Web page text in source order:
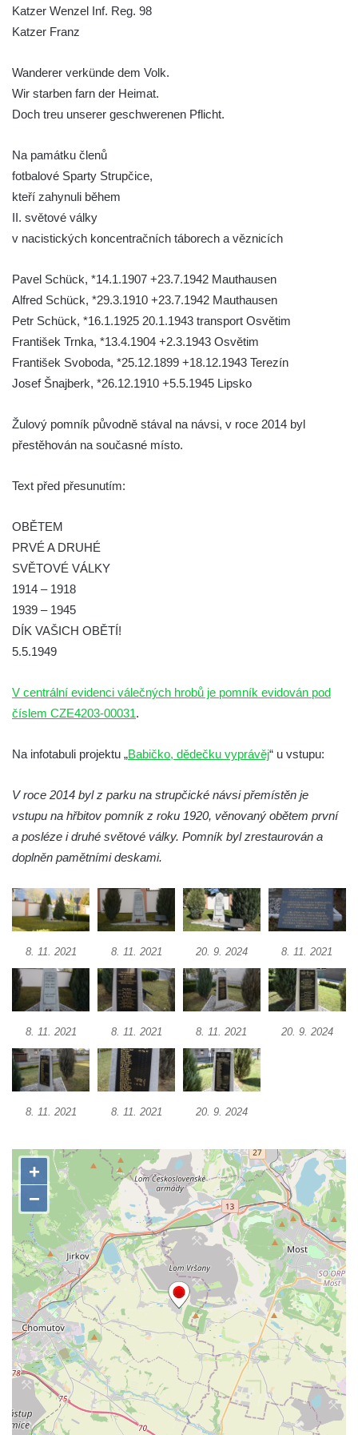
silnice severně od Lužce nad Vltavou
Kenotaf Alfeda Harnische na hřbitově v
Račicích
Hrob Jiřího Dovhomilji na hřbitově v
Račicích
Hrob Antonína Medáčka na hřbitově v
Račicích
na hřbitově v Dobříni
Pomník obětem 1. světové války v Lužici
Kenotaf Josefa Matese na hřbitově v Lužici
Pamětní deska Giuseppe Capella na
Kenotaf Emila Miksche na hřbitově v Lužici
Lužici
v Kozlech
Pamětní deska pochodu smrti v Saupsdorfu
Pomník obětem 2. světové války v parku
Walthera von der Vogelweide v Duchcově
Pamětní deska obětem 1. světové války na
kapli Panny Marie v Lahošti
Mikulášovicích
ulici U Plovárny ve Frýdlantu
vzpoury v Rumburku
Pamětní deska obětem holokaustu u
úřadě v Kovanicích
Pomník obětem 1. světové války v
Kovanicích
Pomník obětem válek v Kněževsi
Pamětní deska Rudé armádě na radnici v
hřbitově v Rychnově u Jablonce nad Nisou
Pomník pracovního nasazení vězňů
koncentračního tábora v Tovární ulici v
Rychnově u Jablonce nad Nisou
Kenotaf Alfreda Langa na hřbitově v Krásné
u Pěnčína
Kenotaf Emila Posselta na hřbitově v
Krásné u Pěnčína
Kenotaf Edmunda Andera na hřbitově v
Krásné u Pěnčína
Hřbitovní kaple rodiny Fiedler na hřbitově v
Teplicích nad Metují
Kenotaf Franze Ruseho na hřbitově v
Katzer Wenzel Inf. Reg. 98
Katzer Franz
Wanderer verkünde dem Volk.
Wir starben farn der Heimat.
Doch treu unserer geschwerenen Pflicht.
Na památku členů
fotbalové Sparty Strupčice,
kteří zahynuli během
II. světové války
v nacistických koncentračních táborech a věznicích
Pavel Schück, *14.1.1907 +23.7.1942 Mauthausen
Alfred Schück, *29.3.1910 +23.7.1942 Mauthausen
Petr Schück, *16.1.1925 20.1.1943 transport Osvětim
František Trnka, *13.4.1904 +2.3.1943 Osvětim
František Svoboda, *25.12.1899 +18.12.1943 Terezín
Josef Šnajberk, *26.12.1910 +5.5.1945 Lipsko
Žulový pomník původně stával na návsi, v roce 2014 byl
přestěhován na současné místo.
Text před přesunutím:
OBĚTEM
PRVÉ A DRUHÉ
SVĚTOVÉ VÁLKY
1914 – 1918
1939 – 1945
DÍK VAŠICH OBĚTÍ!
5.5.1949
V centrální evidenci válečných hrobů je pomník evidován pod
číslem CZE4203-00031.
Na infotabuli projektu „Babičko, dědečku vyprávěj“ u vstupu:
V roce 2014 byl z parku na strupčické návsi přemístěn je
vstupu na hřbitov pomník z roku 1920, věnovaný obětem první
a posléze i druhé světové války. Pomník byl zrestaurován a
doplněn pamětními deskami.
8. 11. 2021 8. 11. 2021 20. 9. 2024 8. 11. 2021
8. 11. 2021 8. 11. 2021 8. 11. 2021 20. 9. 2024
8. 11. 2021 8. 11. 2021 20. 9. 2024